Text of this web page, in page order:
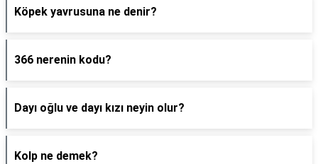
Köpek yavrusuna ne denir?
366 nerenin kodu?
Dayı oğlu ve dayı kızı neyin olur?
Kolp ne demek?